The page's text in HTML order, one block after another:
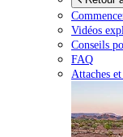
Vidéos
Conseils
FAQ
Attaches